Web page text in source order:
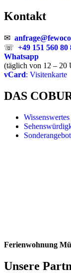
Kontakt
✉
☏ +49 151 560 80
Whatsapp
(täglich von 12 – 20
vCard: Visitenkarte
DAS
Ferienwohnung
Unsere